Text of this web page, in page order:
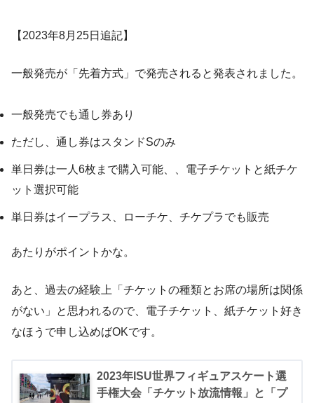
【2023年8月25日追記】
一般発売が「先着方式」で発売されると発表されました。
一般発売でも通し券あり
ただし、通し券はスタンドSのみ
単日券は一人6枚まで購入可能、、電子チケットと紙チケ
ット選択可能
単日券はイープラス、ローチケ、チケプラでも販売
あたりがポイントかな。
あと、過去の経験上「チケットの種類とお席の場所は関係
がない」と思われるので、電子チケット、紙チケット好き
なほうで申し込めばOKです。
2023年ISU世界フィギュアスケート選
手権大会「チケット放流情報」と「プ